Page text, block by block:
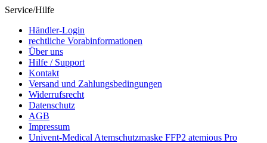
Service/Hilfe
Händler-Login
rechtliche Vorabinformationen
Über uns
Hilfe / Support
Kontakt
Versand und Zahlungsbedingungen
Widerrufsrecht
Datenschutz
AGB
Impressum
Univent-Medical Atemschutzmaske FFP2 atemious Pro